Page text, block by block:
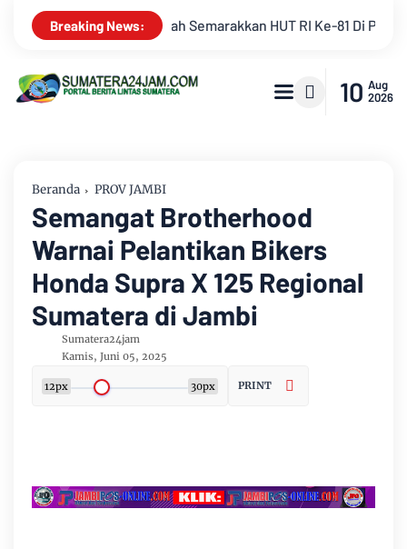
Breaking News:
81 Di PTPN IV Regional IV Mahasiswa KKN-R Universitas
10 Aug
2026
Beranda PROV JAMBI
Semangat Brotherhood
Warnai Pelantikan Bikers
Honda Supra X 125 Regional
Sumatera di Jambi
Sumatera24jam
Kamis, Juni 05, 2025
12px 30px PRINT